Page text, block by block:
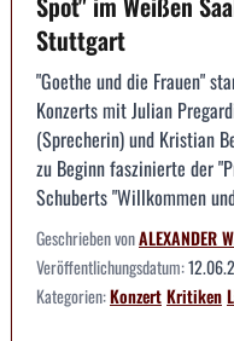
Stuttgart
"Goethe und die Frauen"
Konzerts mit Julian
(Sprecherin) und Kristian
zu Beginn faszinierte der
Schuberts "Willkommen
Geschrieben vonALEXANDER
Veröffentlichungsdatum:
Kategorien:KonzertKritiken